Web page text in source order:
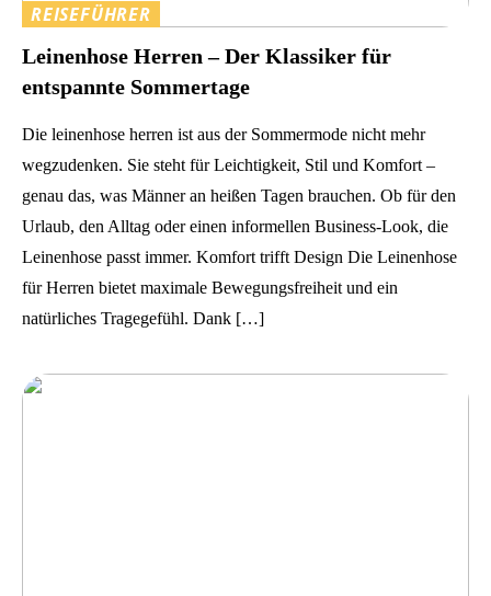
REISEFÜHRER
Leinenhose Herren – Der Klassiker für
entspannte Sommertage
Die leinenhose herren ist aus der Sommermode nicht mehr
wegzudenken. Sie steht für Leichtigkeit, Stil und Komfort –
genau das, was Männer an heißen Tagen brauchen. Ob für den
Urlaub, den Alltag oder einen informellen Business-Look, die
Leinenhose passt immer. Komfort trifft Design Die Leinenhose
für Herren bietet maximale Bewegungsfreiheit und ein
natürliches Tragegefühl. Dank […]